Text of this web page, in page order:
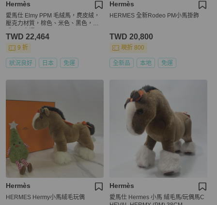
Hermès
愛馬仕 Elmy PPM 毛絨馬，麂皮絨，
壓克力材質，棕色、米色、黑色，二
TWD 22,464
9 折
狀況良好 日本 免運
Hermès
HERMES 全新Rodeo PM小馬掛飾
TWD 20,800
現折 800
全新品 本地 免運
Hermès
HERMES Hermy小馬絨毛玩偶
Hermès
愛馬仕 Hermes 小馬 絨毛馬/玩偶馬C